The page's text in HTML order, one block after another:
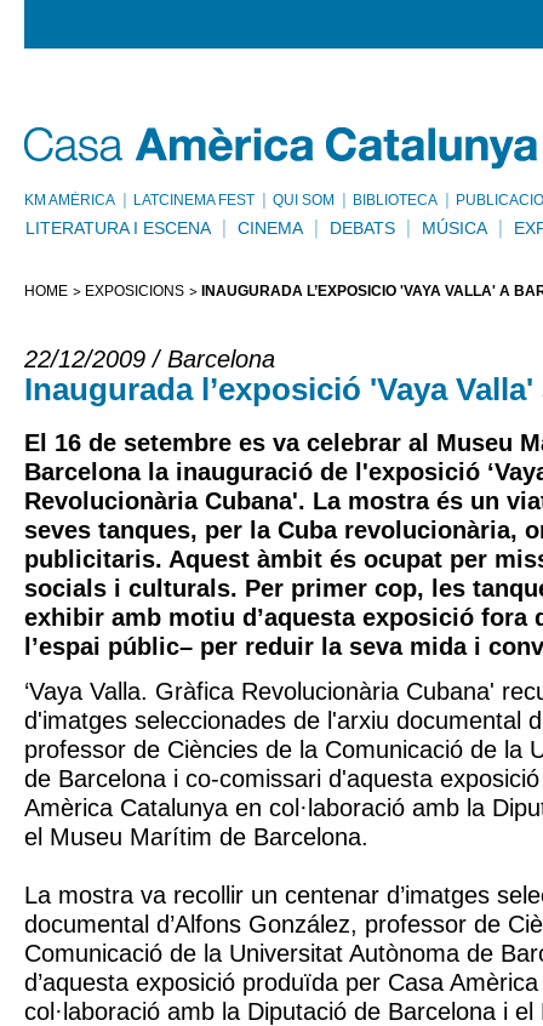
KM AMÈRICA LATCINEMA FEST QUI SOM BIBLIOTECA
LITERATURA I ESCENA CINEMA DEBATS MÚSICA
HOME EXPOSICIONS INAUGURADA L’EXPOSICIÓ 'VAYA VALLA' A
22/12/2009 / Barcelona
Inaugurada l’exposició 'Vaya
El 16 de setembre es va celebrar al Museu
Barcelona la inauguració de l'exposició
Revolucionària Cubana'. La mostra és un
seves tanques, per la Cuba revolucionària,
publicitaris. Aquest àmbit és ocupat per
socials i culturals. Per primer cop, les
exhibir amb motiu d’aquesta exposició fora
l’espai públic– per reduir la seva mida i
‘Vaya Valla. Gràfica Revolucionària Cubana'
d'imatges seleccionades de l'arxiu documental
professor de Ciències de la Comunicació de la
de Barcelona i co-comissari d'aquesta
Amèrica Catalunya en col·laboració amb la
el Museu Marítim de Barcelona.
La mostra va recollir un centenar d’imatges
documental d’Alfons González, professor de
Comunicació de la Universitat Autònoma de
d’aquesta exposició produïda per Casa
col·laboració amb la Diputació de Barcelona i